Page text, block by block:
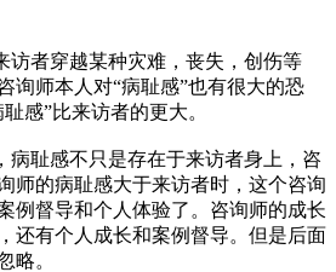
访者穿越某种灾难，丧失，创伤等
询师本人对“病耻感”也有很大的恐
感”比来访者的更大。
病耻感不只是存在于来访者身上，咨
师的病耻感大于来访者时，这个咨询
例督导和个人体验了。咨询师的成长
还有个人成长和案例督导。但是后面
略。